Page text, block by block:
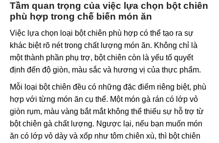
Tầm quan trọng của việc lựa chọn bột chiên
phù hợp trong chế biến món ăn
Việc lựa chọn loại bột chiên phù hợp có thể tạo ra sự
khác biệt rõ nét trong chất lượng món ăn. Không chỉ là
một thành phần phụ trợ, bột chiên còn là yếu tố quyết
định đến độ giòn, màu sắc và hương vị của thực phẩm.
Mỗi loại bột chiên đều có những đặc điểm riêng biệt, phù
hợp với từng món ăn cụ thể. Một món gà rán có lớp vỏ
giòn rụm, màu vàng bắt mắt không thể thiếu sự hỗ trợ từ
bột chiên gà chất lượng. Ngược lại, nếu bạn muốn món
ăn có lớp vỏ dày và xốp như tôm chiên xù, thì bột chiên